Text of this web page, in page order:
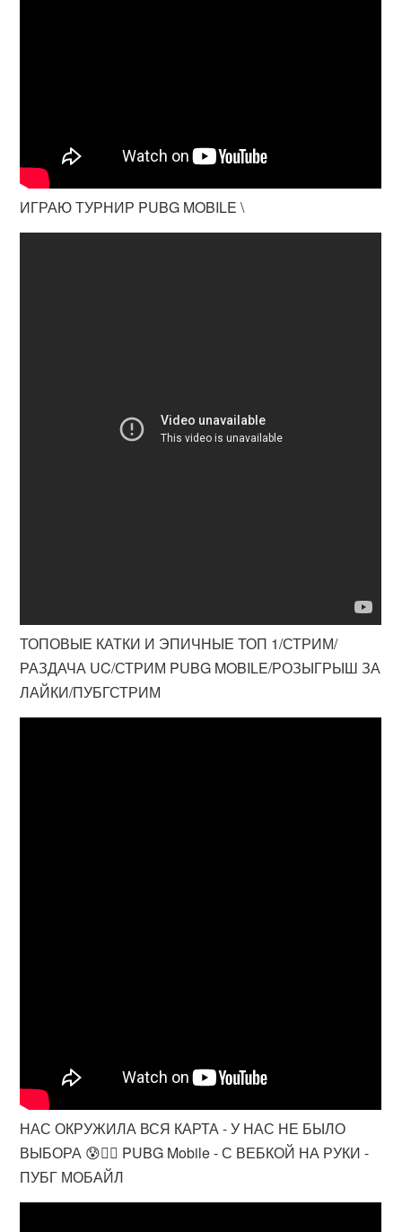
ИГРАЮ ТУРНИР PUBG MOBILE \
ТОПОВЫЕ КАТКИ И ЭПИЧНЫЕ ТОП 1/СТРИМ/
РАЗДАЧА UC/СТРИМ PUBG MOBILE/РОЗЫГРЫШ ЗА
ЛАЙКИ/ПУБГСТРИМ
НАС ОКРУЖИЛА ВСЯ КАРТА - У НАС НЕ БЫЛО
ВЫБОРА 😰😵‍💫 PUBG Mobile - С ВЕБКОЙ НА РУКИ -
ПУБГ МОБАЙЛ